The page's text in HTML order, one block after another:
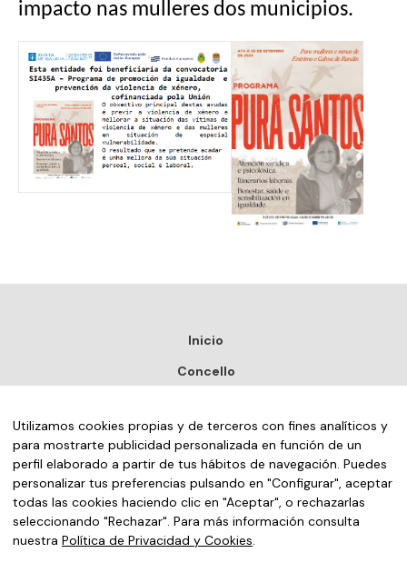
impacto nas mulleres dos municipios.
Inicio
Concello
Noticias
Sede electrónica
Contacto
Utilizamos cookies propias y de terceros con fines analíticos y
para mostrarte publicidad personalizada en función de un
perfil elaborado a partir de tus hábitos de navegación. Puedes
personalizar tus preferencias pulsando en "Configurar", aceptar
todas las cookies haciendo clic en "Aceptar", o rechazarlas
seleccionando "Rechazar". Para más información consulta
nuestra Política de Privacidad y Cookies.